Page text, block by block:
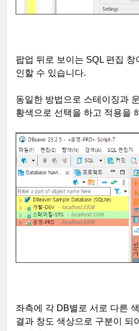
팝업 뒤로 보이는 SQL 편집 창
인할 수 있습니다.
동일한 방법으로 스테이징과
황색으로 선택을 하고 적용을
좌측에 각 DB별로 서로 다른
결과 창도 색상으로 구분이 되